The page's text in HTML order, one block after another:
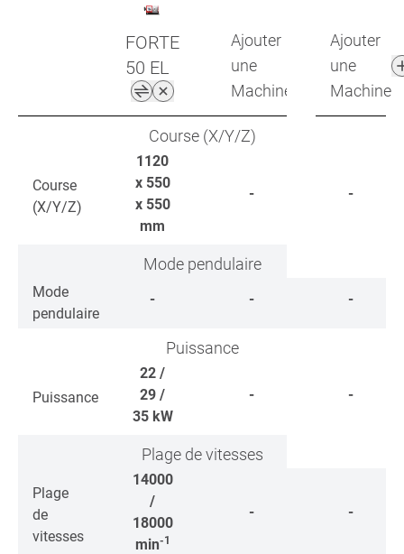
FORTE
50 EL
Ajouter
une
Machine
Ajouter
une
Machine
Course (X/Y/Z)
Course
(X/Y/Z)
1120
x 550
x 550
mm
- -
Mode pendulaire
Mode
pendulaire
- - -
Puissance
Puissance
22 /
29 /
35 kW
- -
Plage de vitesses
Plage
de
vitesses
14000
/
18000
min-1
- -